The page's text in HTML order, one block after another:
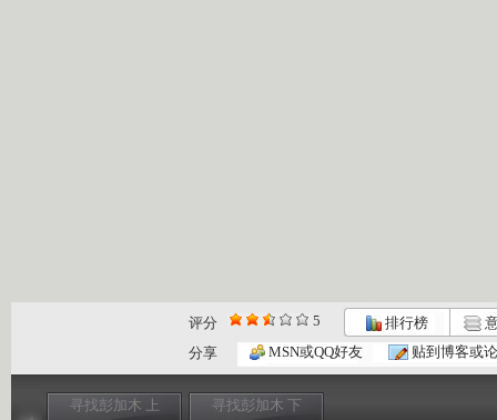
评分 5 排行榜
分享
MSN或QQ好友 贴到博客或
寻找彭加木 上 寻找彭加木 下